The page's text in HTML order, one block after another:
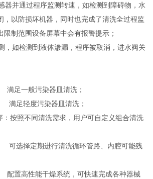
并通过程序监测转速，如检测到障碍物，水
，以防损坏机器，同时也完成了清洗全过程监
限制范围设备屏幕中会有报警提示；
如检测到液体渗漏，程序被取消，进水阀关
一般污染器皿清洗；
足轻度污染器皿清洗；
按照不同清洗需求，用户可自定义组合清洗
选择定期进行清洗循环管路、内腔可能残
高性能干燥系统，可快速完成各种器械